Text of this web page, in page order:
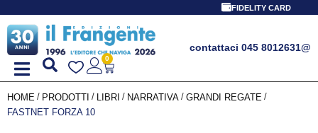
FIDELITY CARD
contattaci 045 8012631@
0
HOME / PRODOTTI / LIBRI / NARRATIVA / GRANDI REGATE /
FASTNET FORZA 10